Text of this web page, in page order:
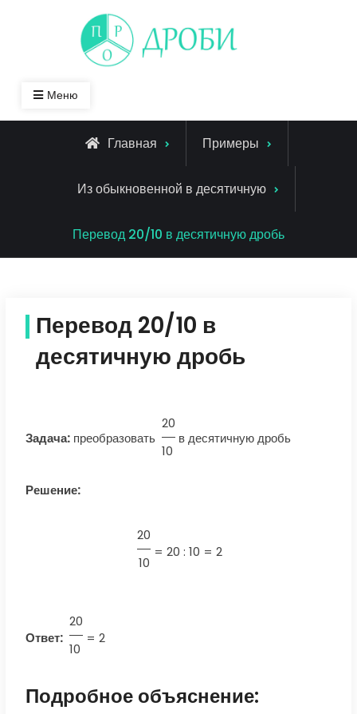
Меню
Главная Примеры
Из обыкновенной в десятичную
Перевод 20/10 в десятичную дробь
Перевод 20/10 в
десятичную дробь
Задача:преобразовать
20
10
в десятичную дробь
Решение:
20
10
= 20 : 10 = 2
Ответ:
20
10
= 2
Подробное объяснение: